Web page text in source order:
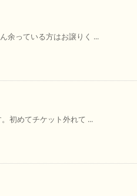
余っている方はお譲りく ...
初めてチケット外れて ...